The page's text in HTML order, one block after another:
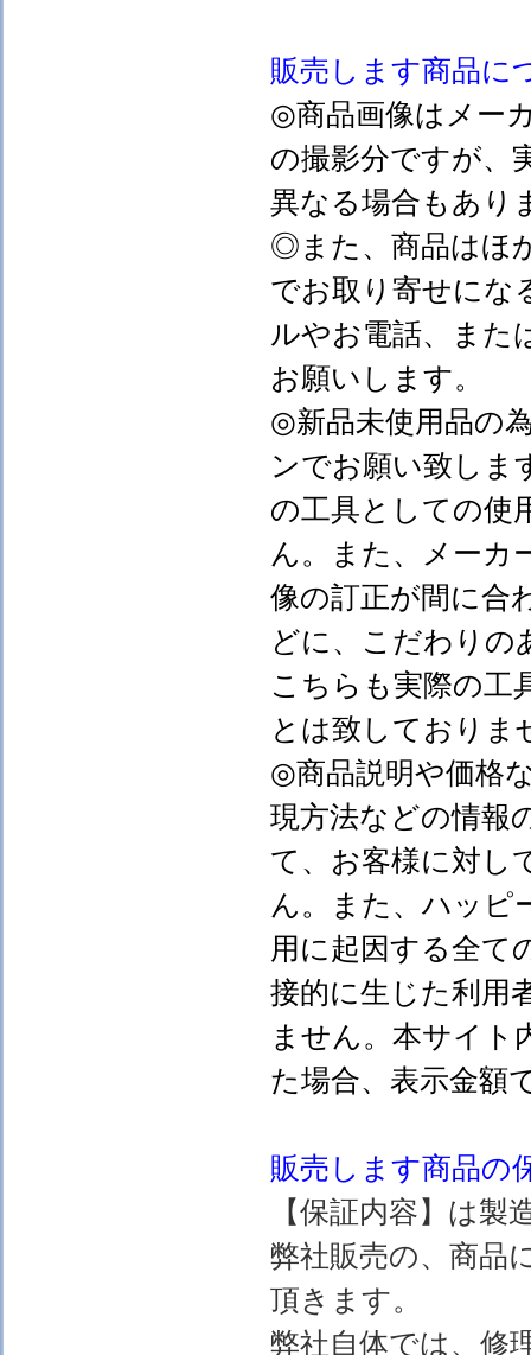
販売します商品に
◎商品画像はメー
の撮影分ですが、
異なる場合もあり
◎また、商品はほ
でお取り寄せにな
ルやお電話、また
お願いします。
◎新品未使用品の
ンでお願い致しま
の工具としての使
ん。また、メーカ
像の訂正が間に合
どに、こだわりの
こちらも実際の工
とは致しておりま
◎商品説明や価格
現方法などの情報
て、お客様に対し
ん。また、ハッピ
用に起因する全て
接的に生じた利用
ません。本サイト
た場合、表示金
販売します商品の
【保証内容】は
弊社販売の、商品
頂きます。
弊社自体では、修